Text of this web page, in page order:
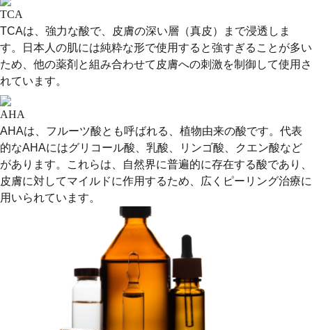
TCA
TCAは、強力な酸で、皮膚の深い層（真皮）まで浸透しま
す。日本人の肌には純粋な形で使用すると強すぎることが多い
ため、他の薬剤と組み合わせて皮膚への刺激を制御して使用さ
れています。
AHA
AHAは、フルーツ酸とも呼ばれる、植物由来の酸です。代表
的なAHAにはグリコール酸、乳酸、リンゴ酸、クエン酸など
があります。これらは、自然界に普遍的に存在する酸であり、
皮膚に対してマイルドに作用するため、広くピーリング治療に
用いられています。